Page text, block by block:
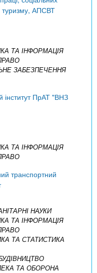
туризму, АПСВТ
ТА ІНФОРМАЦІЯ
ЗАБЕЗПЕЧЕННЯ
інститут ПрАТ "ВНЗ
ТА ІНФОРМАЦІЯ
транспортний
НАУКИ
ТА ІНФОРМАЦІЯ
ТА СТАТИСТИКА
ТА ОБОРОНА